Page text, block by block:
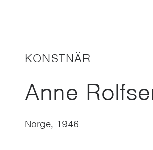
KONSTNÄR
Anne
Norge, 1946